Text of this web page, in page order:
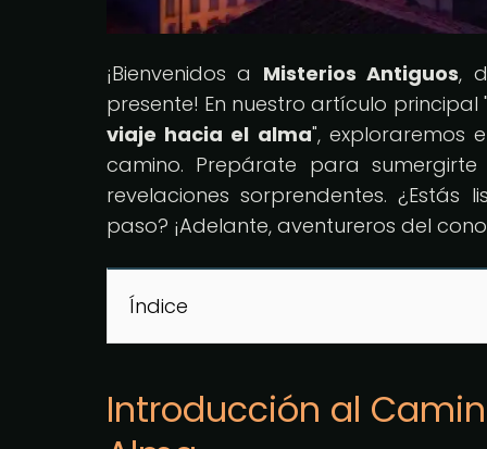
¡Bienvenidos a Misterios Antiguos,
presente! En nuestro artículo principal
viaje hacia el alma", exploraremos
camino. Prepárate para
revelaciones sorprendentes.
paso? ¡Adelante, aventureros del
Índice
Introducción al